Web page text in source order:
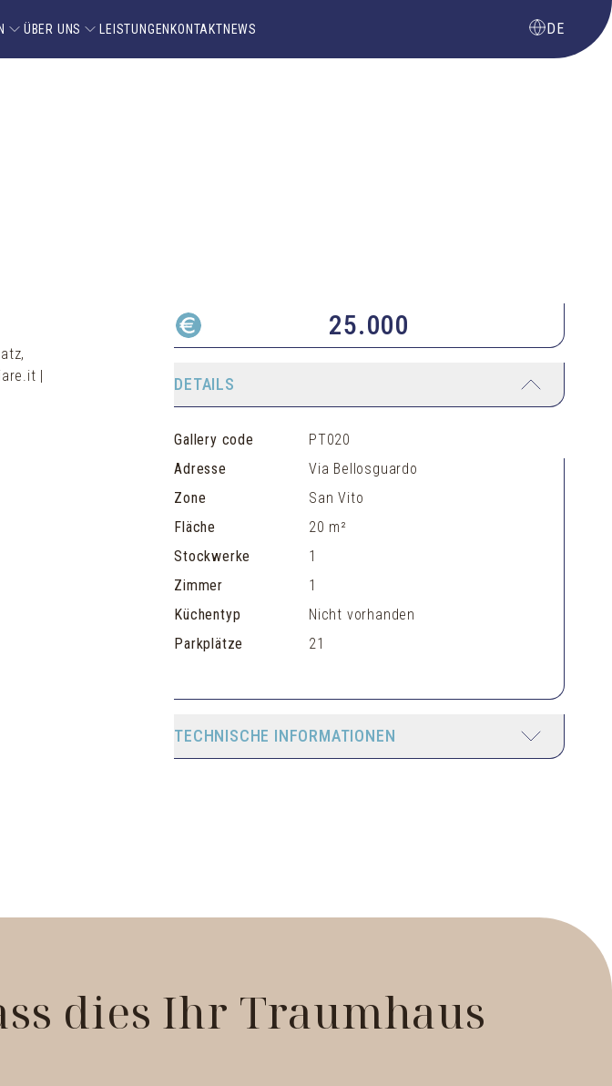
ÜBER UNS LEISTUNGEN KONTAKTNEWS DE
|
25.000
DETAILS
Gallery code
PT020
Adresse
Via Bellosguardo
Zone
San Vito
Fläche
20 m²
Stockwerke
1
Zimmer
1
Küchentyp
Nicht vorhanden
Parkplätze
21
TECHNISCHE INFORMATIONEN
dies Ihr Traumhaus